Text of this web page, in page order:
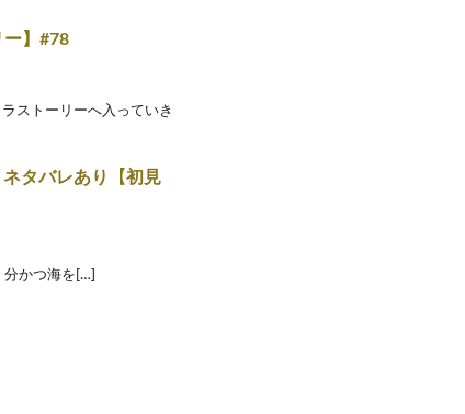
ー】#78
ストーリーへ入っていき
ネタバレあり【初見
分かつ海を[…]